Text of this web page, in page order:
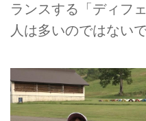
ランスする「ディフ
人は多いのではない